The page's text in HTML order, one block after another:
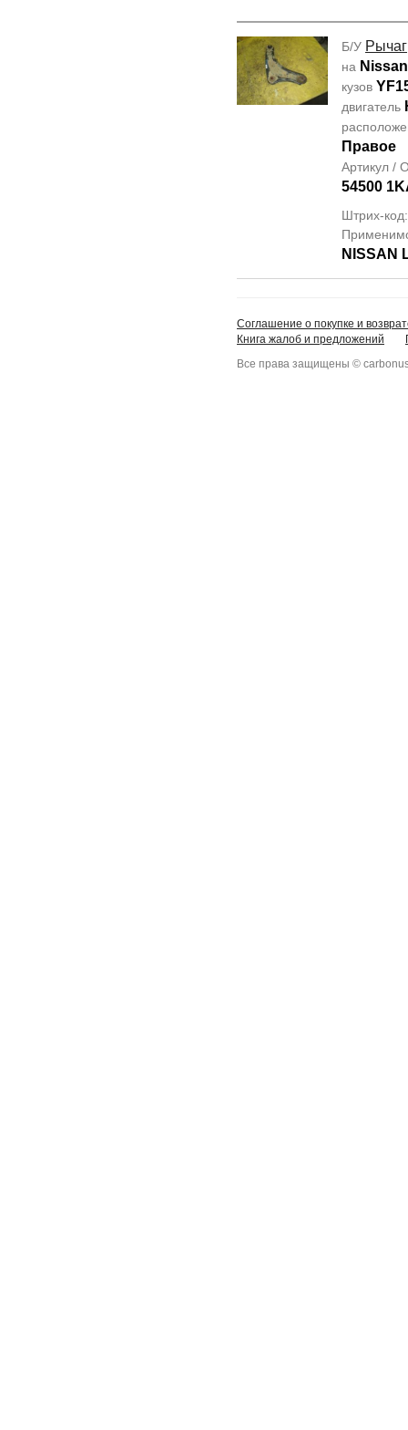
Б/У Рычаг
на
кузов
двигатель
Правое
Артикул /
54500
Штрих-
NISSAN
Соглашение о покупке и
Книга жалоб и предложений
Все права защищены ©